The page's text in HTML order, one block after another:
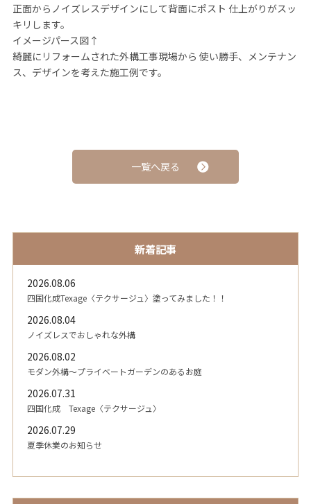
正面からノイズレスデザインにして背面にポスト 仕上がりがスッ
キリします。
イメージパース図↑
綺麗にリフォームされた外構工事現場から 使い勝手、メンテナン
ス、デザインを考えた施工例です。
一覧へ戻る
新着記事
2026.08.06
四国化成Texage〈テクサージュ〉塗ってみました！！
2026.08.04
ノイズレスでおしゃれな外構
2026.08.02
モダン外構～プライベートガーデンのあるお庭
2026.07.31
四国化成 Texage〈テクサージュ〉
2026.07.29
夏季休業のお知らせ